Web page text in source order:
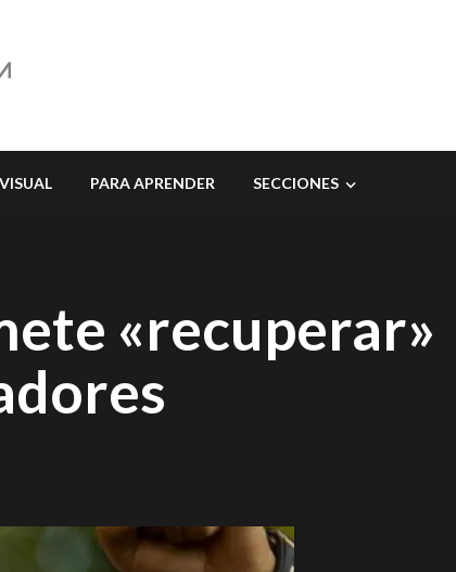
PARA APRENDER SECCIONES
«recuperar»